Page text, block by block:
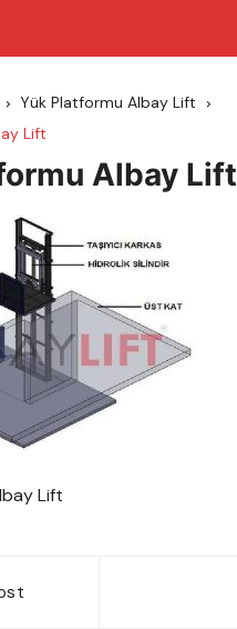
Yük Platformu Albay Lift
Lift
Albay Lift
Lift